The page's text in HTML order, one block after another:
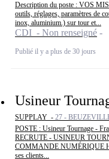
Description du poste : VOS
outils, réglages, paramètres de
inox, aluminium.) sur tour et...
CDI - Non renseigné
Publié il y a plus de 30 jours
Usineur
SUPPLAY - 27 -
POSTE : Usineur Tournage -
RECRUTE - USINEUR
COMMANDE NUMÉRIQUE
ses clients...